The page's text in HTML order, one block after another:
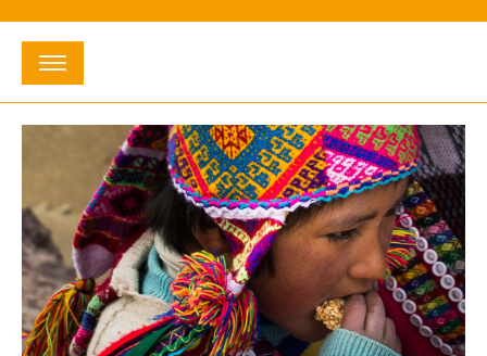
...
E-Mail:info@willihetischreckenbergstiftung.de•
Telefon:02363 - 3 12 16
Startseite
Entstehung